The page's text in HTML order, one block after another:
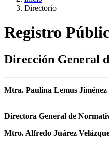
Directorio
Registro
Dirección General
Mtra. Paulina Lemus Jiménez
Directora General de
Mtro. Alfredo Juárez